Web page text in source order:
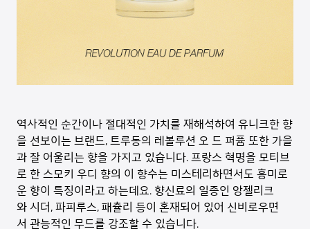
역사적인 순간이나 절대적인 가치를 재해석하여 유니크한 향
을 선보이는 브랜드, 트루동의 레볼루션 오 드 퍼퓸 또한 가을
과 잘 어울리는 향을 가지고 있습니다. 프랑스 혁명을 모티브
로 한 스모키 우디 향의 이 향수는 미스테리하면서도 흥미로
운 향이 특징이라고 하는데요. 향신료의 일종인 앙젤리크
와 시더, 파피루스, 패츌리 등이 혼재되어 있어 신비로우면
서 관능적인 무드를 강조할 수 있습니다.